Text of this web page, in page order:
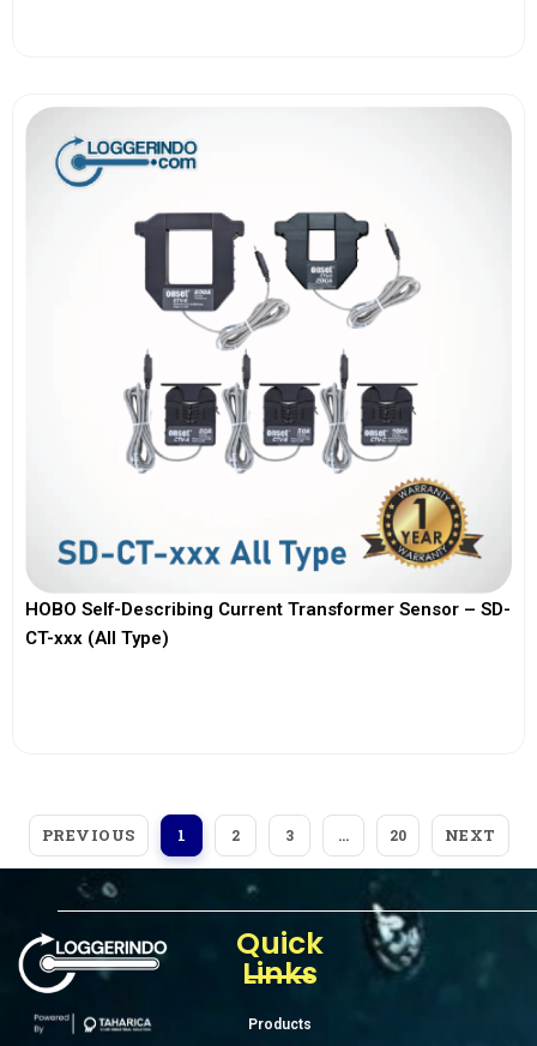
HOBO Self-Describing Current Transformer Sensor – SD-
CT-xxx (All Type)
PREVIOUS 1 2 3 … 20 NEXT
Quick
Links
Products